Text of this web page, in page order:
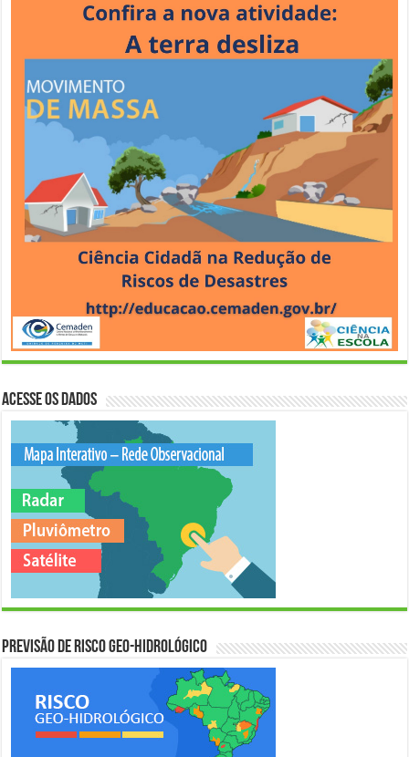
Acesse os Dados
Previsão de Risco Geo-Hidrológico